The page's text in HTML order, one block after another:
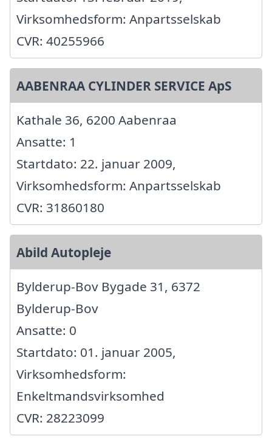
Virksomhedsform: Anpartsselskab
CVR: 40255966
AABENRAA CYLINDER SERVICE ApS
Kathale 36, 6200 Aabenraa
Ansatte: 1
Startdato: 22. januar 2009,
Virksomhedsform: Anpartsselskab
CVR: 31860180
Abild Autopleje
Bylderup-Bov Bygade 31, 6372
Bylderup-Bov
Ansatte: 0
Startdato: 01. januar 2005,
Virksomhedsform:
Enkeltmandsvirksomhed
CVR: 28223099